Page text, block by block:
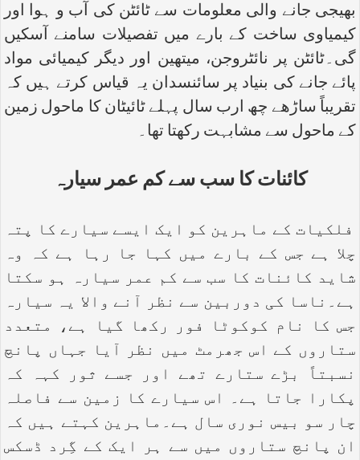
بھیجی جانے والی معلومات سے ٹائٹن کی آب و ہوا اور
کیمیاوی ساخت کے بارے میں تفصیلات سامنے آسکیں
گی۔ٹائٹن پر نائٹروجن، میتھین اور دیگر کیمیائی مواد
پائے جانے کی بنیاد پر سائنسدان یہ قیاس کرتے ہیں کہ
تقریباً ساڑھے چھ ارب سال پہلے ٹائیٹان کا ماحول زمین
کے ماحول سے مشابہت رکھتا تھا۔
کائنات کا سب سے کم عمر سیارہ
فلکیات کے ماہرین کو ایک ایسے سیارے کا پتہ
چلا ہے جس کے بارے میں کہا جا رہا ہے کہ وہ
شاید کائنات کا سب سے کم عمر سیارہ ہو سکتا
ہے۔ناسا کی دوربین سے نظر آنے والا یہ سیارہ
جس کا نام کوکوٹا فور رکھا گیا ہے، متعدد
ستاروں کے اس جھرمٹ میں نظر آیا جہاں پانچ
نسبتاً بڑے ستارے تھے اور جسے ثور کہہ کہ
پکارا جاتا ہے۔ اس سیارے کا زمین سے فاصلہ
چار سو بیس نوری سال ہے۔ماہرین کہتے ہیں کہ
ان پانچ ستاروں میں سے ہر ایک کے گِرد ڈسکس